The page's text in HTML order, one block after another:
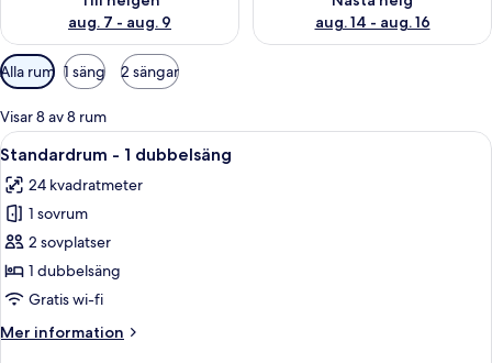
aug. 7 - aug. 9
aug. 14 - aug. 16
Tillgängliga
filter
för
rum
Alla rum 1 säng 2 sängar
Visar 8 av 8 rum
Öppna
alla
foton
för
Standardrum
-
1
Allergitestade sängkläder och
9
Standardrum - 1 dubbelsäng
24 kvadratmeter
1 sovrum
2 sovplatser
1 dubbelsäng
Gratis wi-fi
Mer information
Mer